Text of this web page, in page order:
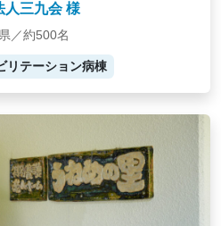
人三九会 様
／約500名
リテーション病棟